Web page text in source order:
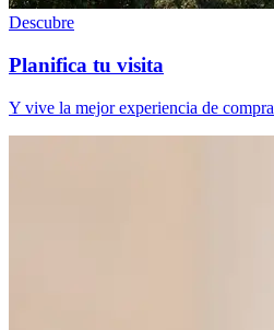
Descubre
Planifica tu visita
Y vive la mejor experiencia de compra